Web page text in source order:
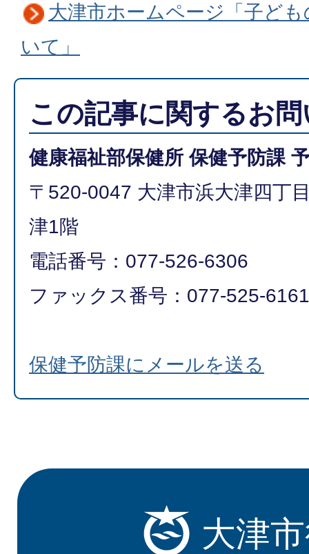
大津市ホームページ「子ど
いて」
この記事に関するお
健康福祉部保健所 保健予防課
〒520-0047 大津市浜大津四丁
津1階
電話番号：077-526-6306
ファックス番号：077-525-6161
保健予防課にメールを送る
大津